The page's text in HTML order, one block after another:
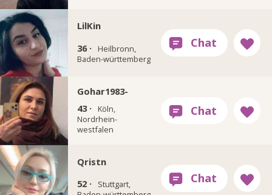
LilKin
36 ·
Heilbronn,
Baden-württemberg
Gohar1983-
43 ·
Köln,
Nordrhein-
westfalen
Qristn
52 ·
Stuttgart,